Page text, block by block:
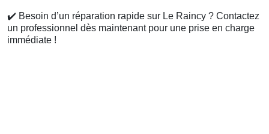
✔️ Besoin d’un réparation rapide sur Le Raincy ? Contactez
un professionnel dès maintenant pour une prise en charge
immédiate !